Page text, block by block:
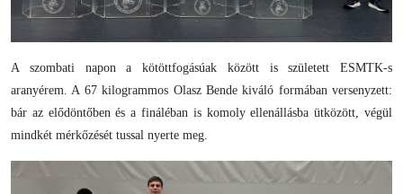
A szombati napon a kötöttfogásúak között is született ESMTK-s
aranyérem. A 67 kilogrammos Olasz Bende kiváló formában versenyzett:
bár az elődöntőben és a fináléban is komoly ellenállásba ütközött, végül
mindkét mérkőzését tussal nyerte meg.